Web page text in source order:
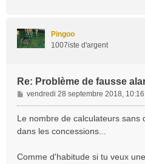
Pingoo
1007iste d'argent
Re: Problème de fausse
M
e
s
e
vendredi 28 septembre 2018,
Le nombre de calculateurs sans
dans les concessions...
Comme d'habitude si tu veux